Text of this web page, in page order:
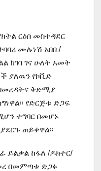
ርዕሰ መስተዳደር
ሙሉነሽ አበበ /
ከገባ ገና ሁለት አመት
ያለዉን የኮቪድ
ቅድሚያ
የድርጅቱ ድጋፍ
ተግባር በመሆኑ
ጠይቀዋል፡፡
ይልቃል ከፋለ /ዶክተር/
በመምጣቱ ድጋፉ